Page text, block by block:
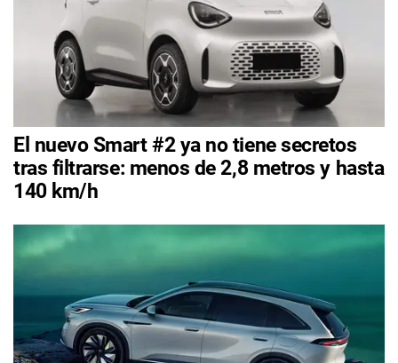
El nuevo Smart #2 ya no tiene secretos
tras filtrarse: menos de 2,8 metros y hasta
140 km/h